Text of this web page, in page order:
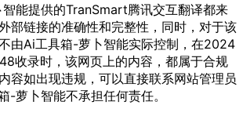
能提供的TranSmart腾讯交互翻译都来
部链接的准确性和完整性，同时，对于该
由Ai工具箱-萝卜智能实际控制，在2024
收录时，该网页上的内容，都属于合规
容如出现违规，可以直接联系网站管理员
-萝卜智能不承担任何责任。